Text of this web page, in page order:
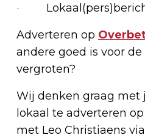
·
Adverteren op
andere goed is voor
vergroten?
Wij denken graag met
lokaal te adverteren
met Leo Christiaens